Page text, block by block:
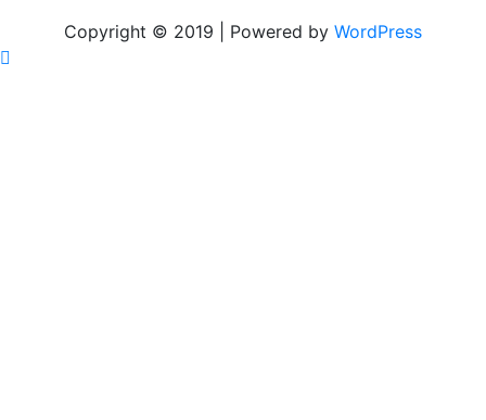
Copyright © 2019 | Powered by WordPress